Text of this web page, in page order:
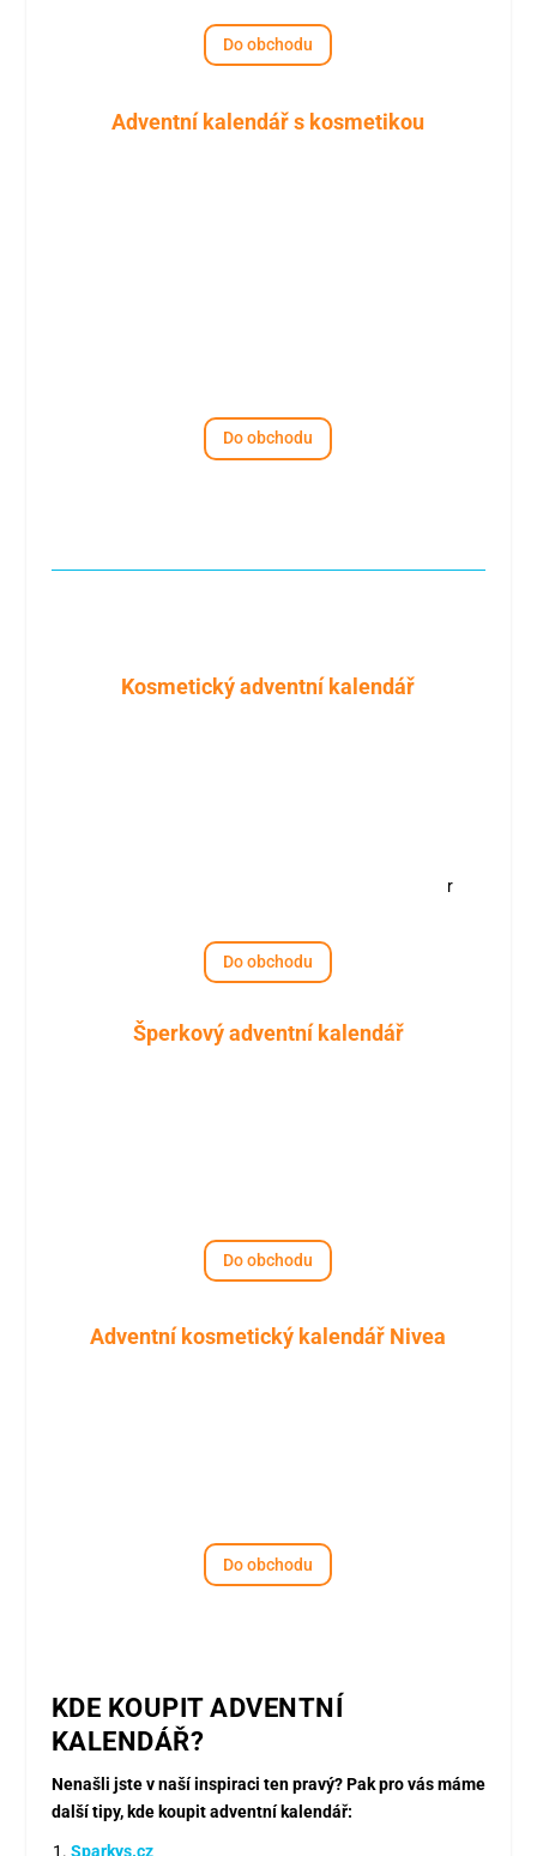
Do obchodu
Adventní kalendář s kosmetikou
Do obchodu
Kosmetický adventní kalendář
r
Do obchodu
Šperkový adventní kalendář
Do obchodu
Adventní kosmetický kalendář Nivea
Do obchodu
KDE KOUPIT ADVENTNÍ
KALENDÁŘ?
Nenašli jste v naší inspiraci ten pravý? Pak pro vás máme
další tipy, kde koupit adventní kalendář:
Sparkys.cz